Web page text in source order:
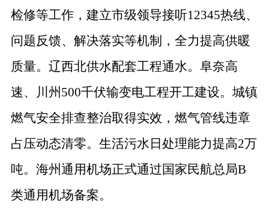
检修等工作，建立市级领导接听12345热线、
问题反馈、解决落实等机制，全力提高供暖
质量。辽西北供水配套工程通水。阜奈高
速、川州 500千伏输变电工程开工建设。城镇
燃气安全排查整治取得实效，燃气管线违章
占压动态清零。生活污水日处理能力提高2万
吨。海州通用机场正式通过国家民航总局B
类通用机场备案。